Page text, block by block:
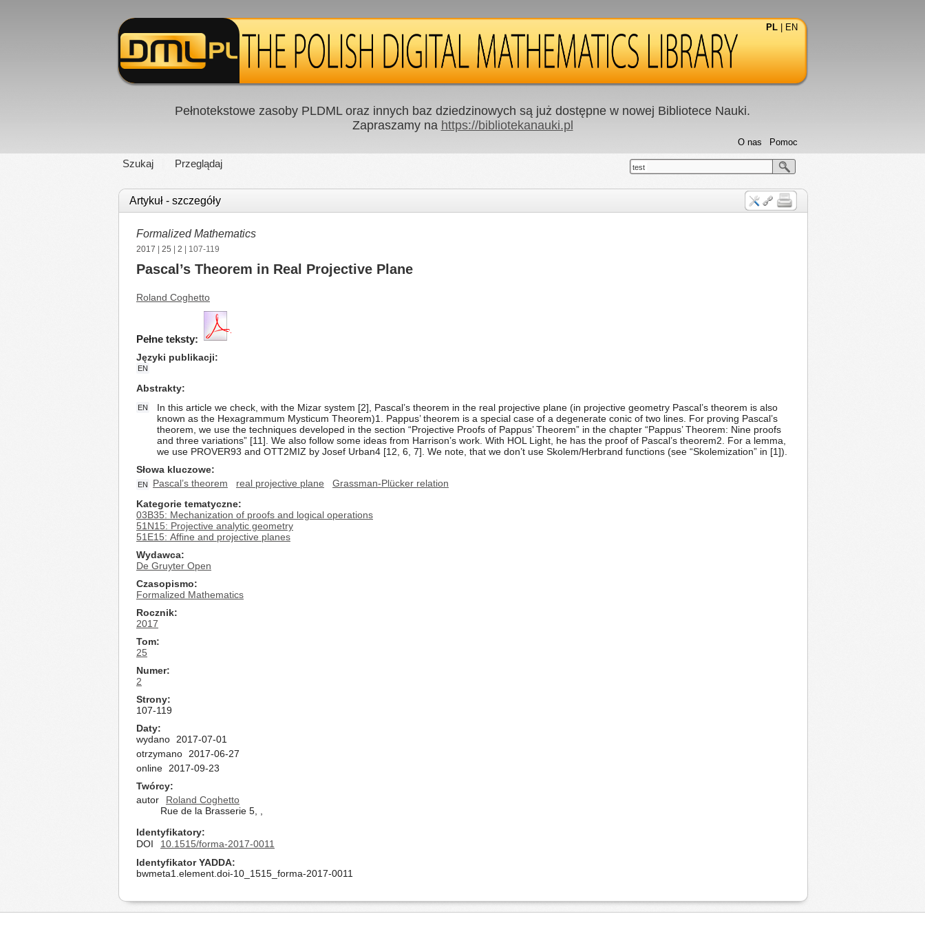
PL EN
Pełnotekstowe zasoby PLDML oraz innych baz dziedzinowych są już dostępne w nowej Bibliotece Nauki.
Zapraszamy na https://bibliotekanauki.pl
Szukaj Przeglądaj
Pomoc
O nas
test
Artykuł - szczegóły
Formalized Mathematics
2017 25 2 | 107-119
Pascal’s Theorem in Real Projective Plane
Roland Coghetto
Pełne teksty:
Języki publikacji
EN
Abstrakty
EN
In this article we check, with the Mizar system [2], Pascal’s theorem in the real projective plane (in projective geometry Pascal’s theorem is also
known as the Hexagrammum Mysticum Theorem)1. Pappus’ theorem is a special case of a degenerate conic of two lines. For proving Pascal’s
theorem, we use the techniques developed in the section “Projective Proofs of Pappus’ Theorem” in the chapter “Pappus’ Theorem: Nine proofs
and three variations” [11]. We also follow some ideas from Harrison’s work. With HOL Light, he has the proof of Pascal’s theorem2. For a lemma,
we use PROVER93 and OTT2MIZ by Josef Urban4 [12, 6, 7]. We note, that we don’t use Skolem/Herbrand functions (see “Skolemization” in [1]).
Słowa kluczowe
EN Pascal’s theorem real projective plane
Grassman-Plücker relation
Kategorie tematyczne
03B35: Mechanization of proofs and logical operations
51N15: Projective analytic geometry
51E15: Affine and projective planes
Wydawca
De Gruyter Open
Czasopismo
Formalized Mathematics
Rocznik
2017
Tom
25
Numer
2
Strony
107-119
Daty
wydano
2017-07-01
otrzymano
2017-06-27
online
2017-09-23
Twórcy
autor
Roland Coghetto
Rue de la Brasserie 5, ,
Identyfikatory
DOI
10.1515/forma-2017-0011
Identyfikator YADDA
bwmeta1.element.doi-10_1515_forma-2017-0011